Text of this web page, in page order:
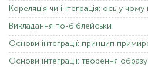
Кореляція чи інтеграція: ось у чому
Викладання по-біблейськи
Основи інтеграції: принцип
Основи інтеграції: творення